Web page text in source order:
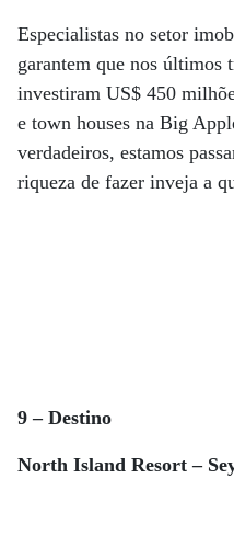
Especialistas no setor
garantem que nos últimos
investiram US$ 450
e town houses na Big
verdadeiros, estamos
riqueza de fazer inveja a
9 – Destino
North Island Resort –